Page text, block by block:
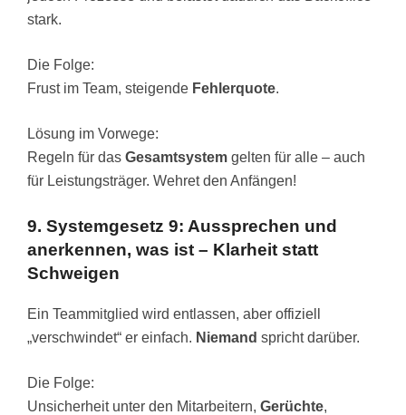
stark.
Die Folge:
Frust im Team, steigende Fehlerquote.
Lösung im Vorwege:
Regeln für das Gesamtsystem gelten für alle – auch
für Leistungsträger. Wehret den Anfängen!
9. Systemgesetz 9: Aussprechen und
anerkennen, was ist – Klarheit statt
Schweigen
Ein Teammitglied wird entlassen, aber offiziell
„verschwindet“ er einfach. Niemand spricht darüber.
Die Folge:
Unsicherheit unter den Mitarbeitern, Gerüchte,